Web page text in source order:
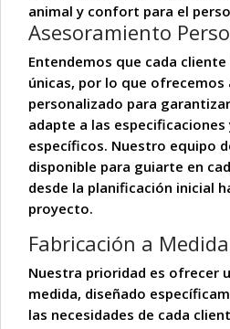
animal y confort para el
Asesoramiento
Entendemos que cada
únicas, por lo que ofrecemos
personalizado para
adapte a las
específicos. Nuestro equipo
disponible para guiarte en
desde la planificación inicial
proyecto.
Fabricación a Medida
Nuestra prioridad es ofrecer
medida, diseñado
las necesidades de cada